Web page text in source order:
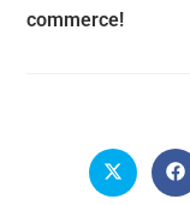
commerce!